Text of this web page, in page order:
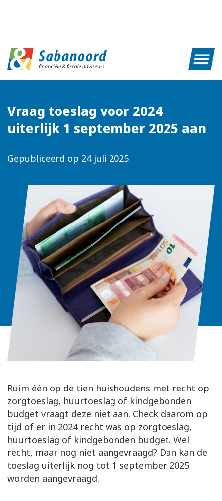
Vraag toeslag voor 2024
uiterlijk 1 september 2025 aan
Gepubliceerd op 24 juli 2025
Ruim één op de tien huishoudens met recht op
zorgtoeslag, huurtoeslag of kindgebonden
budget vraagt deze niet aan. Check daarom op
tijd of er in 2024 recht was op zorgtoeslag,
huurtoeslag of kindgebonden budget. Wel
recht, maar nog niet aangevraagd? Dan kan de
toeslag uiterlijk nog tot 1 september 2025
worden aangevraagd.